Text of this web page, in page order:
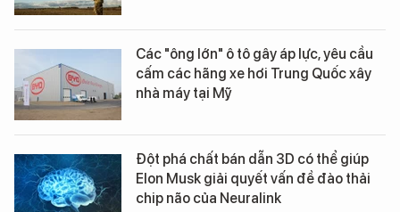
Các "ông lớn" ô tô gây áp lực, yêu cầu
cấm các hãng xe hơi Trung Quốc xây
nhà máy tại Mỹ
Đột phá chất bán dẫn 3D có thể giúp
Elon Musk giải quyết vấn đề đào thải
chip não của Neuralink